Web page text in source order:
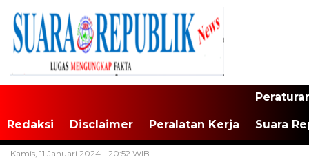
Redaksi Disclaimer Peralatan Kerja Suara
Kamis, 11 Januari 2024 - 20:52 WIB